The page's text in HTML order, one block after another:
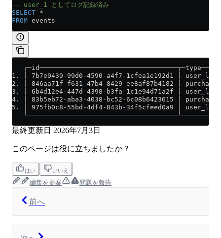
-- user_1 としてログ記録済み
SELECT *
FROM events
1. │ 7b7e0439-99d0-4590-a4f7-1cfea1e192d1 │
2. │ 846aa71f-f631-47b4-8429-ee8af87b4182 │
3. │ 6b4d12e4-447d-4398-b3fa-1c1e94d71a2f │
4. │ 83b5eb72-aba3-4038-bc52-6c08b6423615 │
5. │ 975fb0c8-55bd-4df4-843b-34f5cfeed0a9 │
最終更新日 2026年7月3日
このページは役に立ちましたか？
はい いいえ
編集を提案 問題を報告
前へ